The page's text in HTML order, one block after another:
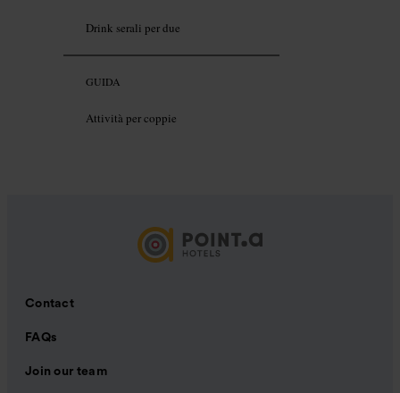
Drink serali per due
GUIDA
Attività per coppie
Contact
FAQs
Join our team